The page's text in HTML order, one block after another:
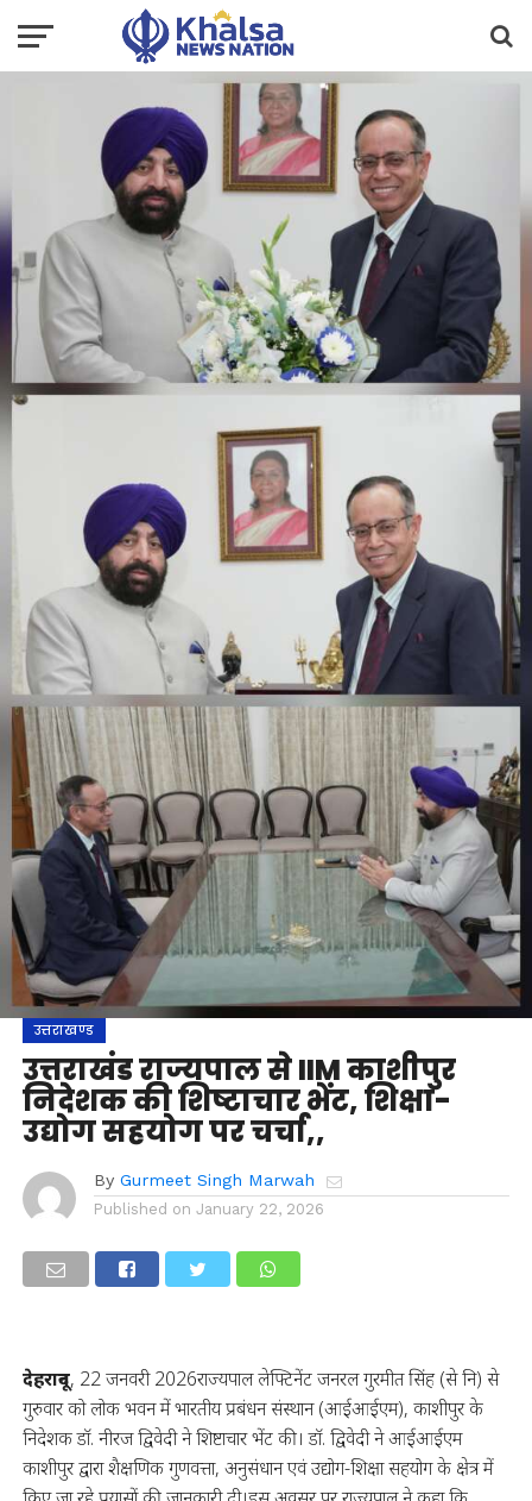
उत्तराखण्ड
उत्तराखंड राज्यपाल से IIM काशीपुर
निदेशक की शिष्टाचार भेंट, शिक्षा-
उद्योग सहयोग पर चर्चा,,
By Gurmeet Singh Marwah
Published on January 22, 2026
देहरादून, 22 जनवरी 2026राज्यपाल लेफ्टिनेंट जनरल गुरमीत सिंह (से नि) से
गुरुवार को लोक भवन में भारतीय प्रबंधन संस्थान (आईआईएम), काशीपुर के
निदेशक डॉ. नीरज द्विवेदी ने शिष्टाचार भेंट की। डॉ. द्विवेदी ने आईआईएम
काशीपुर द्वारा शैक्षणिक गुणवत्ता, अनुसंधान एवं उद्योग-शिक्षा सहयोग के क्षेत्र में